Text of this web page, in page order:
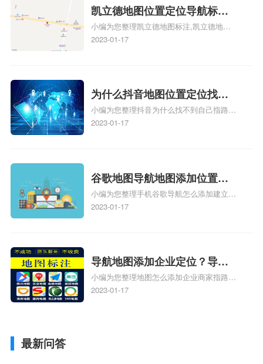
地图标注服务中心铺招牌相关地图标注知
识，详情可查看下方正文！
凯立德地图位置定位导航标
注？凯立德地图位置定位,导航,
标注？
小编为您整理凯立德地图标注,凯立德地图
标注怎么做啊、凯立德地图标注,凯立德地
相关地图标注知识，详情可查看下方正文！
2023-01-17
为什么抖音地图位置定位找不
到了？抖音为什么找不到当前
定位了？
小编为您整理抖音为什么找不到自己指路人
地图标注服务中心铺的位置、地图位置更新
服务中心位置、抖音突然不显示定位了相关
地图标注知识，详情可查看下方正文！
2023-01-17
谷歌地图导航地图添加位置？
添加谷歌地图导航位置？
小编为您整理手机谷歌导航怎么添加建立多
人位置、如何在地图，谷歌地图添加公司位
2023-01-17
导航地图添加企业定位？导航
定位企业？
小编为您整理地图怎么添加企业商家指路人
地图标注服务中心铺名称、地图怎么添加企
2023-01-17
最新问答